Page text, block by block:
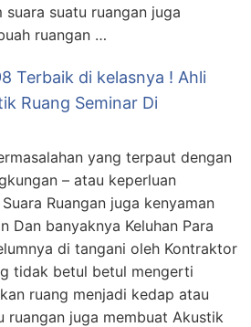
suatu ruangan juga
ruangan …
Terbaik di kelasnya ! Ahli
Ruang Seminar Di
yang terpaut dengan
– atau keperluan
Ruangan juga kenyaman
Dan banyaknya Keluhan Para
di tangani oleh Kontraktor
tidak betul betul mengerti
ruang menjadi kedap atau
ruangan juga membuat Akustik